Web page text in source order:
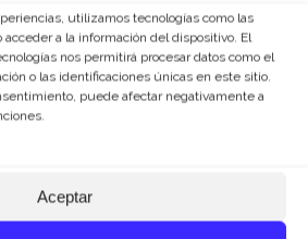
utilizamos tecnologías como las
a la información del dispositivo. El
nos permitirá procesar datos como el
o las identificaciones únicas en este sitio.
puede afectar negativamente a
Aceptar
de identidad
es el documento de
contiene las normas
el correcto uso de los
gráficos que
imagen corporativa de
El elemento principal de la